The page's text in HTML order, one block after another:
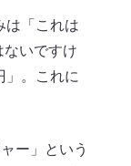
は「これは
いですけ
。これに
ー」という